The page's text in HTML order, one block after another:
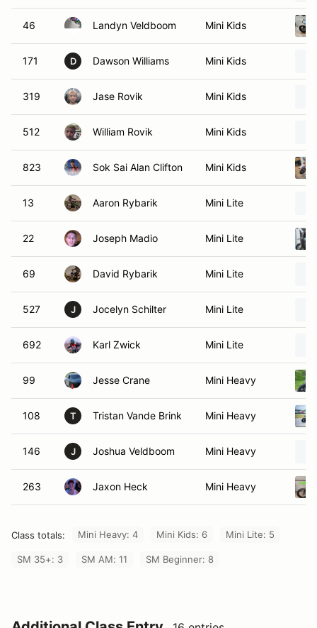
46 Landyn Veldboom Mini Kids
171 D Dawson Williams Mini Kids
319 Jase Rovik Mini Kids
512 William Rovik Mini Kids
823 Sok Sai Alan Clifton Mini Kids
13 Aaron Rybarik Mini Lite
22 Joseph Madio Mini Lite
69 David Rybarik Mini Lite
527 J Jocelyn Schilter Mini Lite
692 Karl Zwick Mini Lite
99 Jesse Crane Mini Heavy
108 T Tristan Vande Brink Mini Heavy
146 J Joshua Veldboom Mini Heavy
263 Jaxon Heck Mini Heavy
Class totals: Mini Heavy: 4 Mini Kids: 6 Mini Lite: 5
SM 35+: 3 SM AM: 11 SM Beginner: 8